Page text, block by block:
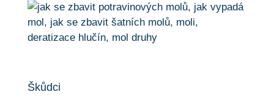
Škůdci